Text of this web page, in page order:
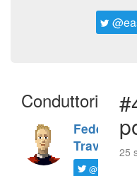
Conduttori
Federico
Travaini
@ftrava
25